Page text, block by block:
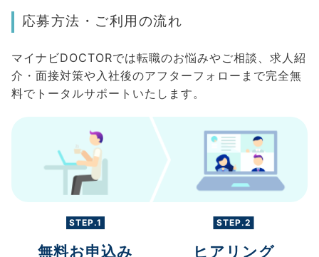
応募方法・ご利用の流れ
マイナビDOCTORでは転職のお悩みやご相談、求人紹
介・面接対策や入社後のアフターフォローまで完全無
料でトータルサポートいたします。
STEP.1
無料お申込み
STEP.2
ヒアリング